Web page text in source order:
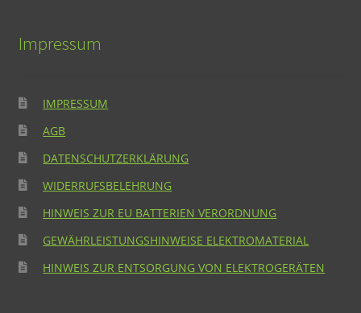
Impressum
IMPRESSUM
AGB
DATENSCHUTZERKLÄRUNG
WIDERRUFSBELEHRUNG
HINWEIS ZUR EU BATTERIEN VERORDNUNG
GEWÄHRLEISTUNGSHINWEISE ELEKTROMATERIAL
HINWEIS ZUR ENTSORGUNG VON ELEKTROGERÄTEN